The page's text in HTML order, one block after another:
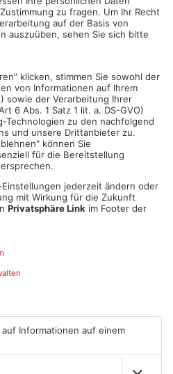
1 /19
00:33
Thomas Schauerte
Schad
ANZEIGE